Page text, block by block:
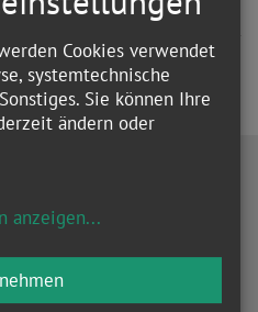
Cookies verwendet
systemtechnische
Sie können Ihre
ändern oder
anzeigen...